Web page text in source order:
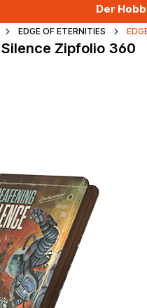
Der
EDGE OF ETERNITIES
Zipfolio 360